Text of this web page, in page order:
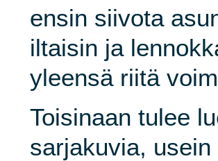
ensin siivota
iltaisin ja
yleensä riitä
Toisinaan tulee
sarjakuvia,